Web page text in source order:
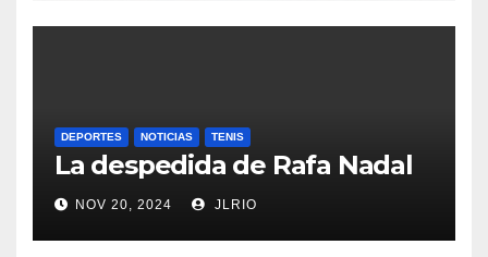
DEPORTES NOTICIAS TENIS
La despedida de Rafa Nadal
NOV 20, 2024 JLRIO